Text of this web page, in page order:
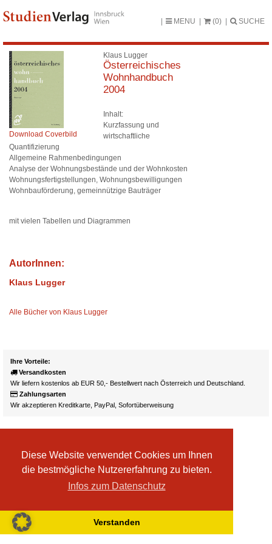
Diese Website verwendet Cookies um Ihnen
die bestmögliche Nutzererfahrung zu bieten.
Infos zum Datenschutz
Verstanden
MENU (0) SUCHE
Download Coverbild
Klaus Lugger
Österreichisches
Wohnhandbuch
2004
Inhalt:
Kurzfassung und
wirtschaftliche
Quantifizierung
Allgemeine Rahmenbedingungen
Analyse der Wohnungsbestände und der Wohnkosten
Wohnungsfertigstellungen, Wohnungsbewilligungen
Wohnbauförderung, gemeinnützige Bauträger
mit vielen Tabellen und Diagrammen
AutorInnen:
Klaus Lugger
Alle Bücher von Klaus Lugger
Ihre Vorteile:
Versandkosten
Wir liefern kostenlos ab EUR 50,- Bestellwert nach Österreich und Deutschland.
Zahlungsarten
Wir akzeptieren Kreditkarte, PayPal, Sofortüberweisung